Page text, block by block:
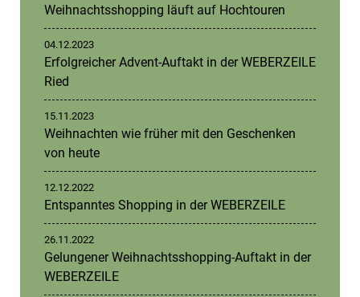
Weihnachtsshopping läuft auf Hochtouren
04.12.2023
Erfolgreicher Advent-Auftakt in der WEBERZEILE
Ried
15.11.2023
Weihnachten wie früher mit den Geschenken
von heute
12.12.2022
Entspanntes Shopping in der WEBERZEILE
26.11.2022
Gelungener Weihnachtsshopping-Auftakt in der
WEBERZEILE